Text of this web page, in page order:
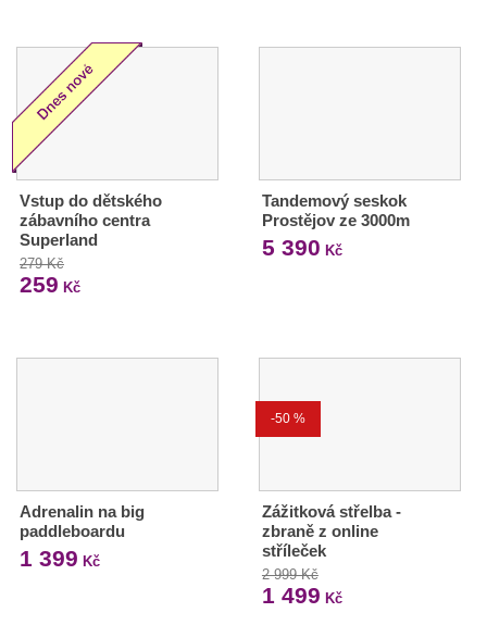
Vstup do dětského
zábavního centra
Superland
279 Kč
259 Kč
Tandemový seskok
Prostějov ze 3000m
5 390 Kč
Adrenalin na big
paddleboardu
1 399 Kč
-50 %
Zážitková střelba -
zbraně z online
stříleček
2 999 Kč
1 499 Kč